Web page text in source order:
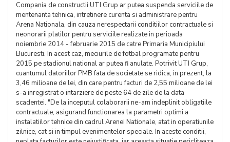
Compania de constructii UTI Grup ar putea suspenda serviciile de
mentenanta tehnica, intretinere curenta si administrare pentru
Arena Nationala, din cauza nerespectarii conditiilor contractuale si
neonorarii platilor pentru serviciile realizate in perioada
noiembrie 2014 - februarie 2015 de catre Primaria Municipiului
Bucuresti. In acest caz, meciurile de fotbal programate pentru
2015 pe stadionul national ar putea fi anulate. Potrivit UTI Grup,
cuantumul datoriilor PMB fata de societate se ridica, in prezent, la
3,46 milioane de lei, din care pentru facturi de 2,55 milioane de lei
s-a inregistrat o intarziere de peste 64 de zile de la data
scadentei. "De la inceputul colaborarii ne-am indeplinit obligatiile
contractuale, asigurand functionarea la parametri optimi a
instalatiilor tehnice din cadrul Arenei Nationale, atat in operatiunile
zilnice, cat si in timpul evenimentelor speciale. In aceste conditii,